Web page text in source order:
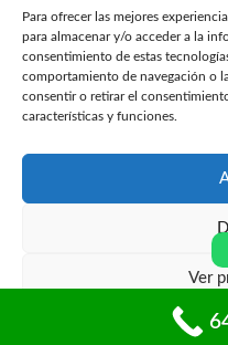
Para ofrecer las mejores
para almacenar y/o acceder a la
consentimiento de estas
comportamiento de navegación o
consentir o retirar el
características y funciones.
Ver
Política de
Puertas Trasteros
© mcpuertas.com